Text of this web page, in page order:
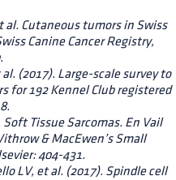
al. Cutaneous tumors in Swiss
Canine Cancer Registry,
(2017). Large-scale survey to
for 192 Kennel Club registered
Tissue Sarcomas. En Vail
& MacEwen’s Small
404-431.
LV, et al. (2017). Spindle cell